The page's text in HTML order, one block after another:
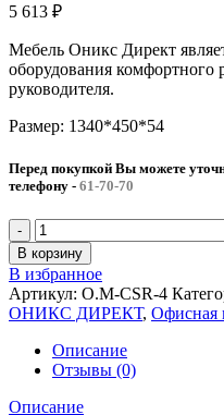
5 613 ₽
Мебель Оникс Директ
оборудования комфортного
руководителя.
Размер: 1340*450*54
Перед покупкой Вы можете
телефону - 61-70-70
Количество
товара
Царга
стола
руководителя
ОНИКС
ДИРЕКТ
(1340*450*54)
В корзину
В избранное
Артикул: O.M-CSR-4
ОНИКС ДИРЕКТ, Офисная
Описание
Отзывы (0)
Описание